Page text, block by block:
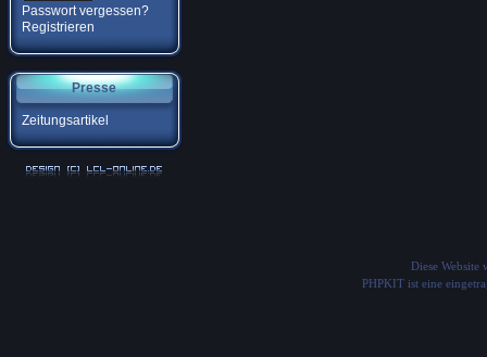
Passwort vergessen?
Registrieren
Presse
Zeitungsartikel
Diese Website
PHPKIT ist eine